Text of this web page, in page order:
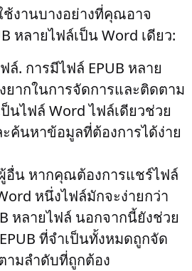
งานบางอย่างที่คุณอาจ
หลายไฟล์เป็น Word เดียว:
ล์. การมีไฟล์ EPUB หลาย
ยากในการจัดการและติดตาม
ป็นไฟล์ Word ไฟล์เดียวช่วย
ค้นหาข้อมูลที่ต้องการได้ง่าย
อื่น หากคุณต้องการแชร์ไฟล์
หนึ่งไฟล์มักจะง่ายกว่า
หลายไฟล์ นอกจากนี้ยังช่วย
ที่จำเป็นทั้งหมดถูกจัด
ามลำดับที่ถูกต้อง